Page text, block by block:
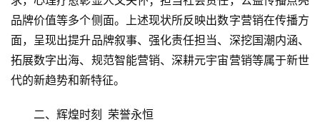
品牌价值等多个侧面。上述现状所反映出数字营销在传播方
面，呈现出提升品牌叙事、强化责任担当、深挖国潮内涵、
拓展数字出海、规范智能营销、深耕元宇宙营销等属于新世
代的新趋势和新特征。
二、辉煌时刻 荣誉永恒